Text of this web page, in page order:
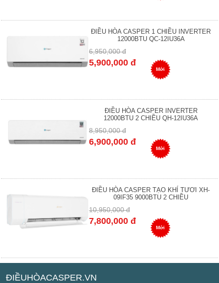
ĐIỀU HÒA CASPER 1 CHIỀU INVERTER
12000BTU QC-12IU36A
6,950,000 đ
5,900,000 đ
Mới
ĐIỀU HÒA CASPER INVERTER
12000BTU 2 CHIỀU QH-12IU36A
8,950,000 đ
6,900,000 đ
Mới
ĐIỀU HÒA CASPER TẠO KHÍ TƯƠI XH-
09IF35 9000BTU 2 CHIỀU
10,950,000 đ
7,800,000 đ
Mới
ĐIỀUHÒACASPER.VN